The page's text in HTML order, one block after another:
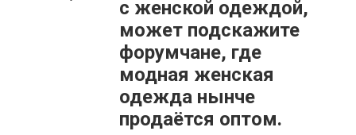
с женской одеждой,
может подскажите
форумчане, где
модная женская
одежда нынче
продаётся оптом.